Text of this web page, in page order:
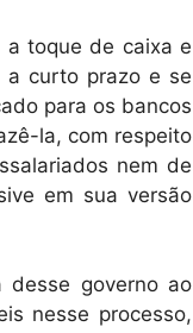
a toque de caixa e
a curto prazo e se
para os bancos
la, com respeito
nem de
em sua versão
governo ao
nesse processo,